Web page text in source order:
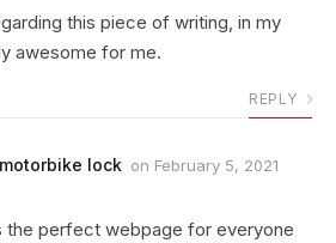
this piece of writing, in my
awesome for me.
REPLY
lock on February 5, 2021
the perfect webpage for everyone